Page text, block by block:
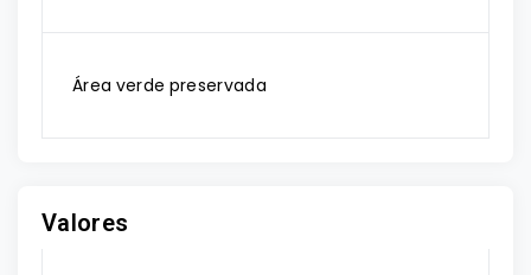
Área verde preservada
Valores